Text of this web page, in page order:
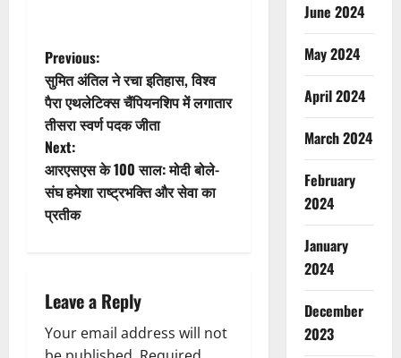
P
o
s
t
n
v
i
Previous:
सुमित अंतिल ने रचा इतिहास, विश्व
पैरा एथलेटिक्स चैंपियनशिप में लगातार
तीसरा स्वर्ण पदक जीता
Next:
आरएसएस के 100 साल: मोदी बोले-
संघ हमेशा राष्ट्रभक्ति और सेवा का
प्रतीक
Leave a Reply
Your email address will not
June 2024
May 2024
April 2024
March 2024
February
2024
January
2024
December
2023